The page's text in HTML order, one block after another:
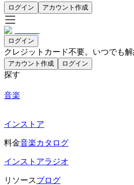
ログイン アカウント作成
ログイン
クレジットカード不要。いつでも解
アカウント作成 ログイン
探す
音楽
インストア
料金音楽カタログ
インストアラジオ
リソースブログ